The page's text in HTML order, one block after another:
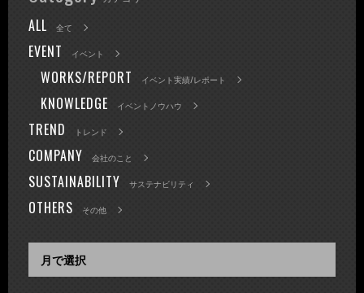
ALL 全て
EVENT イベント
WORKS/REPORT イベント実績/レポート
KNOWLEDGE イベントノウハウ
TREND トレンド
COMPANY 会社のこと
SUSTAINABILITY サステナビリティ
OTHERS その他